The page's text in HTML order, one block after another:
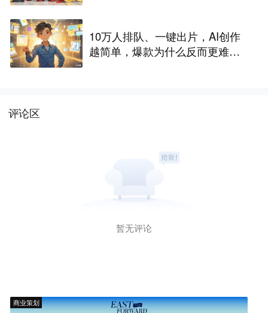
10万人排队、一键出片，AI创作
越简单，爆款为什么反而更难做
评论区
暂无评论
商业策划